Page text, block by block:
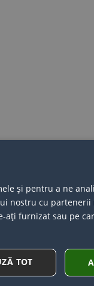
și pentru a ne
nostru cu
ați furnizat sau pe
TOT